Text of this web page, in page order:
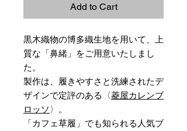
Add to Cart
黒木織物の博多織生地を用いて、上
質な「鼻緒」をご用意いたしまし
た。
製作は、履きやすさと洗練されたデ
ザインで定評のある〈菱屋カレンブ
ロッソ 〉。
「カフェ草履」でも知られる人気ブ